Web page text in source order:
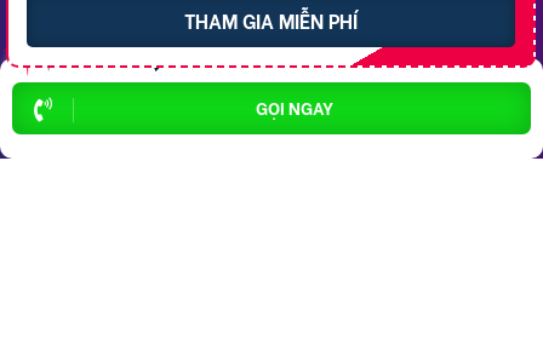
GỌI NGAY
THAM GIA MIỄN PHÍ
Bất động sản P. An Bình
Bất động sản P. Ô Môn